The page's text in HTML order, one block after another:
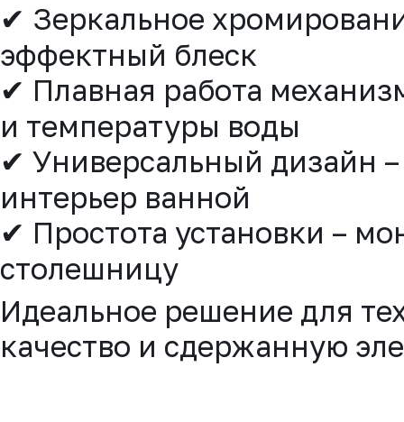
✔ Зеркальное
эффектный блеск
✔ Плавная работа
и температуры воды
✔ Универсальный дизайн
интерьер ванной
✔ Простота установки –
столешницу
Идеальное решение для
качество и сдержанную